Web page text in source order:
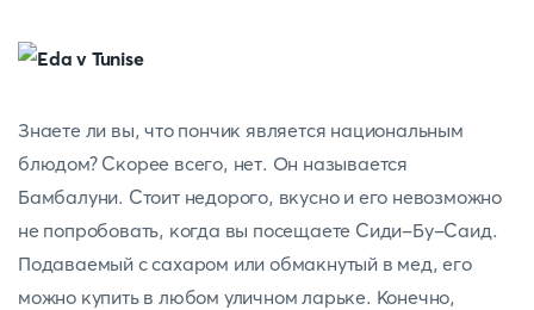
Знаете ли вы, что пончик является национальным
блюдом? Скорее всего, нет. Он называется
Бамбалуни. Стоит недорого, вкусно и его невозможно
не попробовать, когда вы посещаете Сиди-Бу-Саид.
Подаваемый с сахаром или обмакнутый в мед, его
можно купить в любом уличном ларьке. Конечно,